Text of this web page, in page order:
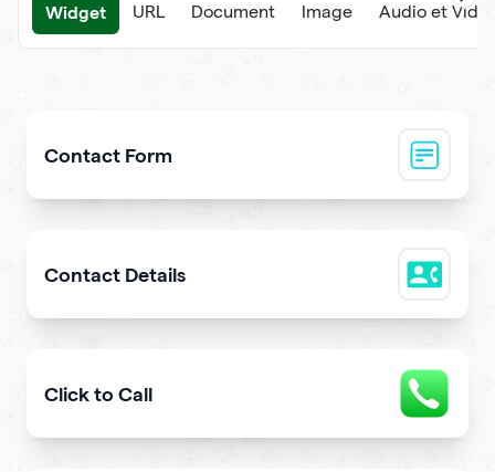
Widget URL Document Image Audio et
Contact Form
Contact Details
Click to Call